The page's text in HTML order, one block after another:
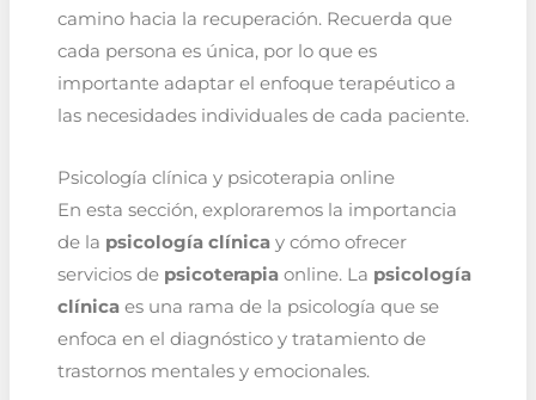
camino hacia la recuperación. Recuerda que
cada persona es única, por lo que es
importante adaptar el enfoque terapéutico a
las necesidades individuales de cada paciente.
Psicología clínica y psicoterapia online
En esta sección, exploraremos la importancia
de la psicología clínicay cómo ofrecer
servicios de psicoterapiaonline. La psicología
clínicaes una rama de la psicología que se
enfoca en el diagnóstico y tratamiento de
trastornos mentales y emocionales.